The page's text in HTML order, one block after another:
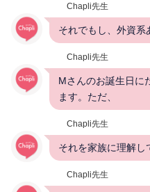
Chapli先生
それでもし、外資系
Chapli先生
Mさんのお誕生日に
ます。ただ、
Chapli先生
それを家族に理解し
Chapli先生